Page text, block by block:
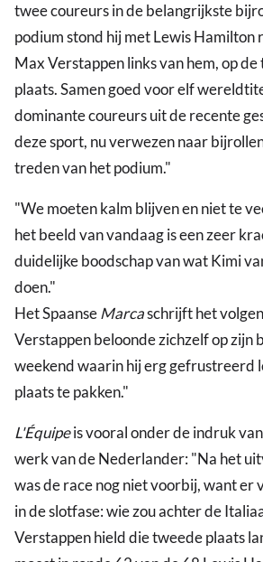
twee coureurs in de belangrijkste
podium stond hij met Lewis Hamilton
Max Verstappen links van hem, op
plaats. Samen goed voor elf
dominante coureurs uit de recente
deze sport, nu verwezen naar
treden van het podium."
"We moeten kalm blijven en niet te
het beeld van vandaag is een zeer
duidelijke boodschap van wat Kimi
doen."
Het SpaanseMarcaschrijft het
Verstappen beloonde zichzelf op zijn
weekend waarin hij erg gefrustreerd
plaats te pakken."
L'Équipeis vooral onder de indruk
werk van de Nederlander: "Na het
was de race nog niet voorbij, want er
in de slotfase: wie zou achter de
Verstappen hield die tweede plaats